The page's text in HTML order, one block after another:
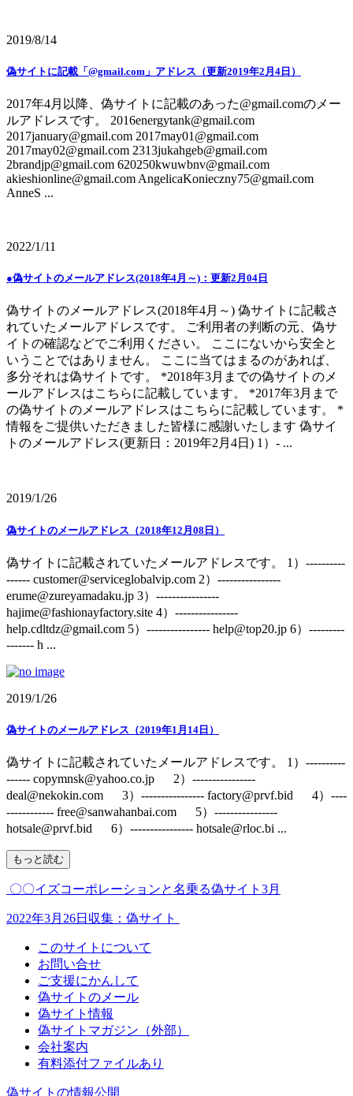
2019/8/14
偽サイトに記載「@gmail.com」アドレス（更新2019年2月4日）
2017年4月以降、偽サイトに記載のあった@gmail.comのメー
ルアドレスです。 2016energytank@gmail.com
2017january@gmail.com 2017may01@gmail.com
2017may02@gmail.com 2313jukahgeb@gmail.com
2brandjp@gmail.com 620250kwuwbnv@gmail.com
akieshionline@gmail.com AngelicaKonieczny75@gmail.com
AnneS ...
2022/1/11
●偽サイトのメールアドレス(2018年4月～)：更新2月04日
偽サイトのメールアドレス(2018年4月～) 偽サイトに記載さ
れていたメールアドレスです。 ご利用者の判断の元、偽サ
イトの確認などでご利用ください。 ここにないから安全と
いうことではありません。 ここに当てはまるのがあれば、
多分それは偽サイトです。 *2018年3月までの偽サイトのメ
ールアドレスはこちらに記載しています。 *2017年3月まで
の偽サイトのメールアドレスはこちらに記載しています。 *
情報をご提供いただきました皆様に感謝いたします 偽サイ
トのメールアドレス(更新日：2019年2月4日) 1）- ...
2019/1/26
偽サイトのメールアドレス（2018年12月08日）
偽サイトに記載されていたメールアドレスです。 1）----------
------ customer@serviceglobalvip.com 2）----------------
erume@zureyamadaku.jp 3）----------------
hajime@fashionayfactory.site 4）----------------
help.cdltdz@gmail.com 5）---------------- help@top20.jp 6）---------
------- h ...
2019/1/26
偽サイトのメールアドレス（2019年1月14日）
偽サイトに記載されていたメールアドレスです。 1）----------
------ copymnsk@yahoo.co.jp 2）----------------
deal@nekokin.com 3）---------------- factory@prvf.bid 4）----
------------ free@sanwahanbai.com 5）----------------
hotsale@prvf.bid 6）---------------- hotsale@rloc.bi ...
もっと読む
〇〇イズコーポレーションと名乗る偽サイト3月
2022年3月26日収集：偽サイト
このサイトについて
お問い合せ
ご支援にかんして
偽サイトのメール
偽サイト情報
偽サイトマガジン（外部）
会社案内
有料添付ファイルあり
偽サイトの情報公開